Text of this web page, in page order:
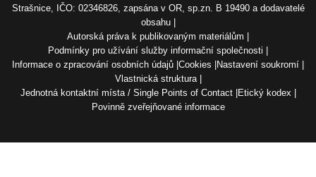
Strašnice, IČO: 02346826, zapsána v OR, sp.zn. B 19490 a dodavatelé
obsahu
Autorská práva k publikovaným materiálům
Podmínky pro užívání služby informační společnosti
Informace o zpracování osobních údajů Cookies Nastavení soukromí
Vlastnická struktura
Jednotná kontaktní místa / Single Points of Contact Etický kodex
Povinně zveřejňované informace